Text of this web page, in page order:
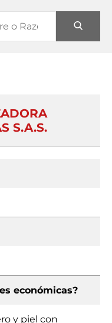
S.A.S.
económicas?
y piel con